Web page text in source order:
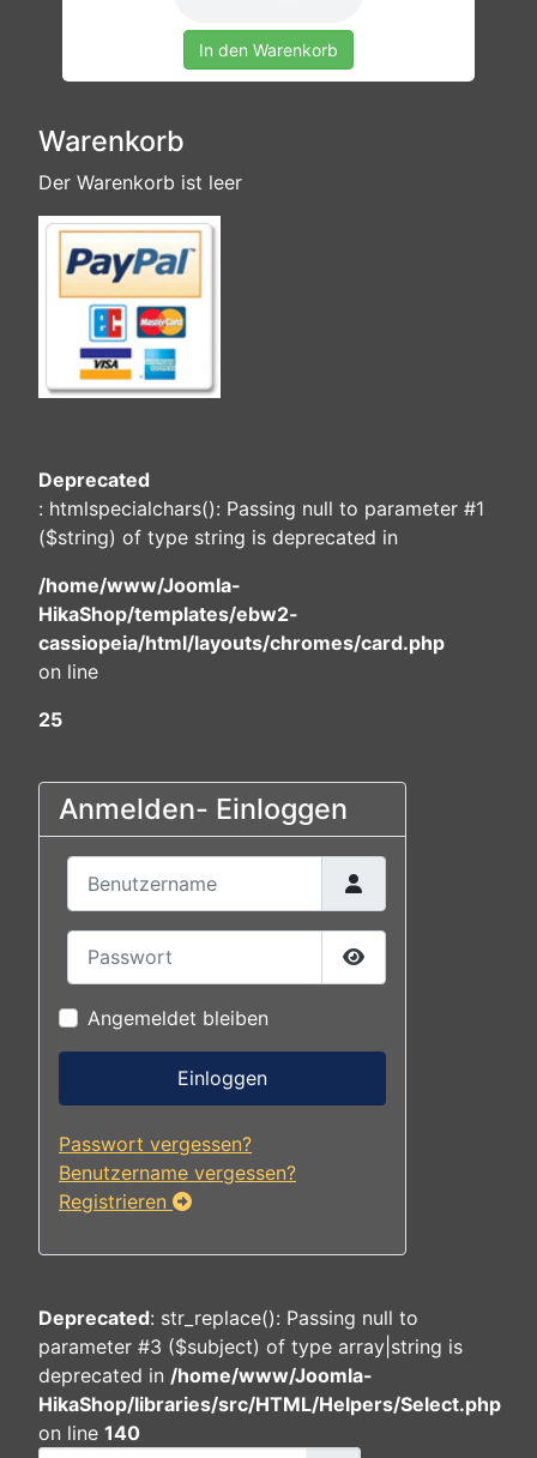
In den Warenkorb
Warenkorb
Der Warenkorb ist leer
Deprecated
: htmlspecialchars(): Passing null to parameter #1
($string) of type string is deprecated in
/home/www/Joomla-
HikaShop/templates/ebw2-
cassiopeia/html/layouts/chromes/card.php
on line
25
Anmelden- Einloggen
Passwort anzeigen
Angemeldet bleiben
Einloggen
Passwort vergessen?
Benutzername vergessen?
Registrieren
Deprecated: str_replace(): Passing null to
parameter #3 ($subject) of type array|string is
deprecated in /home/www/Joomla-
HikaShop/libraries/src/HTML/Helpers/Select.php
on line 140